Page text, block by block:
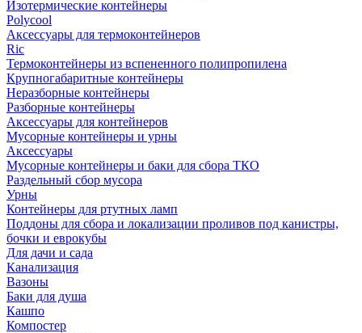
Изотермические контейнеры
Polycool
Аксессуары для термоконтейнеров
Ric
Термоконтейнеры из вспененного полипропилена
Крупногабаритные контейнеры
Неразборные контейнеры
Разборные контейнеры
Аксессуары для контейнеров
Мусорные контейнеры и урны
Аксессуары
Мусорные контейнеры и баки для сбора ТКО
Раздельный сбор мусора
Урны
Контейнеры для ртутных ламп
Поддоны для сбора и локализации проливов под канистры,
бочки и еврокубы
Для дачи и сада
Канализация
Вазоны
Баки для душа
Кашпо
Компостер